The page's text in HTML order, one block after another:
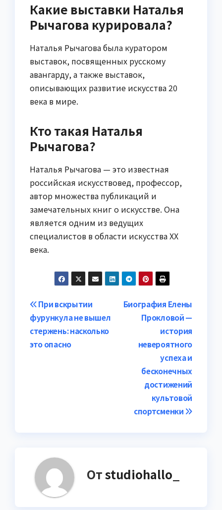
Какие выставки Наталья
Рычагова курировала?
Наталья Рычагова была куратором
выставок, посвященных русскому
авангарду, а также выставок,
описывающих развитие искусства 20
века в мире.
Кто такая Наталья
Рычагова?
Наталья Рычагова — это известная
российская искусствовед, профессор,
автор множества публикаций и
замечательных книг о искусстве. Она
является одним из ведущих
специалистов в области искусства XX
века.
Навигация
по
записям
Биография Елены
Прокловой —
история
невероятного
успеха и
бесконечных
достижений
культовой
спортсменки
При вскрытии
фурункула не вышел
стержень: насколько
это опасно
Отstudiohallo_